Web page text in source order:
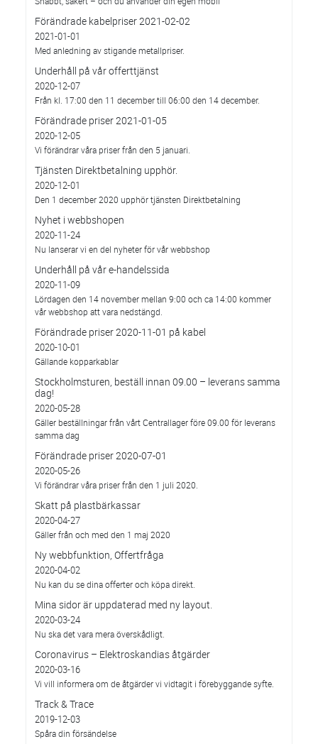
Förändrade kabelpriser 2021-02-02
2021-01-01
Med anledning av stigande metallpriser.
Underhåll på vår offerttjänst
2020-12-07
Från kl. 17:00 den 11 december till 06:00 den 14 december.
Förändrade priser 2021-01-05
2020-12-05
Vi förändrar våra priser från den 5 januari.
Tjänsten Direktbetalning upphör.
2020-12-01
Den 1 december 2020 upphör tjänsten Direktbetalning
Nyhet i webbshopen
2020-11-24
Nu lanserar vi en del nyheter för vår webbshop
Underhåll på vår e-handelssida
2020-11-09
Lördagen den 14 november mellan 9:00 och ca 14:00 kommer
vår webbshop att vara nedstängd.
Förändrade priser 2020-11-01 på kabel
2020-10-01
Gällande kopparkablar
Stockholmsturen, beställ innan 09.00 – leverans samma
dag!
2020-05-28
Gäller beställningar från vårt Centrallager före 09.00 för leverans
samma dag
Förändrade priser 2020-07-01
2020-05-26
Vi förändrar våra priser från den 1 juli 2020.
Skatt på plastbärkassar
2020-04-27
Gäller från och med den 1 maj 2020
Ny webbfunktion, Offertfråga
2020-04-02
Nu kan du se dina offerter och köpa direkt.
Mina sidor är uppdaterad med ny layout.
2020-03-24
Nu ska det vara mera överskådligt.
Coronavirus – Elektroskandias åtgärder
2020-03-16
Vi vill informera om de åtgärder vi vidtagit i förebyggande syfte.
Track & Trace
2019-12-03
Spåra din försändelse